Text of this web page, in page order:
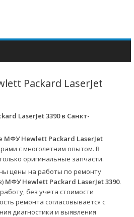
Packard LaserJet
LaserJet 3390 в Санкт-
МФУ Hewlett Packard LaserJet
с многолетним опытом. В
оригинальные запчасти.
цены на работы по ремонту
МФУ Hewlett Packard LaserJet 3390.
без учета стоимости
ремонта согласовывается с
диагностики и выявления